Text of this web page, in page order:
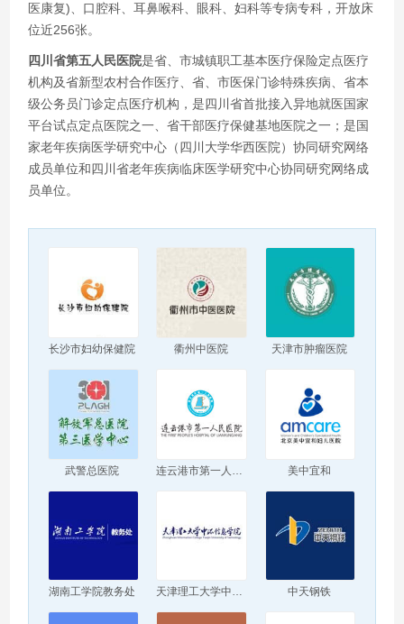
医康复)、口腔科、耳鼻喉科、眼科、妇科等专病专科，开放床
位近256张。
四川省第五人民医院是省、市城镇职工基本医疗保险定点医疗
机构及省新型农村合作医疗、省、市医保门诊特殊疾病、省本
级公务员门诊定点医疗机构，是四川省首批接入异地就医国家
平台试点定点医院之一、省干部医疗保健基地医院之一；是国
家老年疾病医学研究中心（四川大学华西医院）协同研究网络
成员单位和四川省老年疾病临床医学研究中心协同研究网络成
员单位。
长沙市妇幼保健院 衢州中医院 天津市肿瘤医院
武警总医院 美中宜和
湖南工学院教务处 天津理工大学中环信息学院 中天钢铁